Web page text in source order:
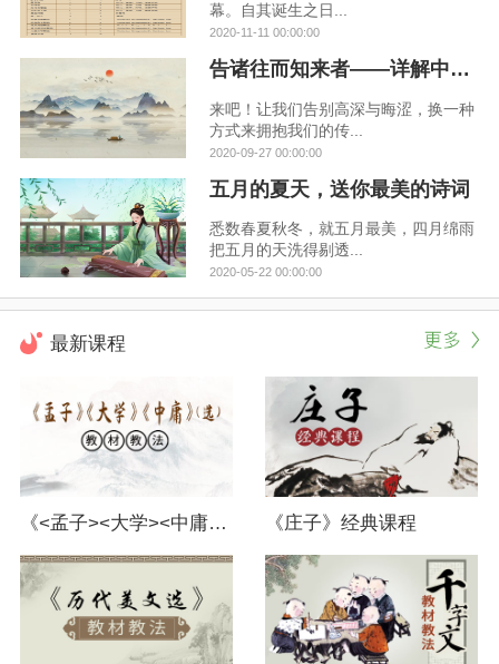
幕。自其诞生之日...
2020-11-11 00:00:00
告诸往而知来者——详解中华文化的来龙去脉
来吧！让我们告别高深与晦涩，换一种
方式来拥抱我们的传...
2020-09-27 00:00:00
五月的夏天，送你最美的诗词
悉数春夏秋冬，就五月最美，四月绵雨
把五月的天洗得剔透...
2020-05-22 00:00:00
最新课程
《<孟子><大学><中庸>（选）》教材教法 《庄子》经典课程